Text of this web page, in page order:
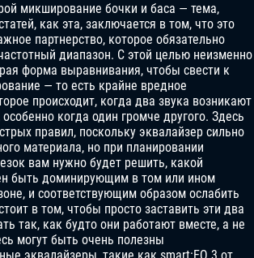
микширование бочки и баса — тема,
как эта, заключается в том, что это
партнерство, которое обязательно
диапазон. С этой целью неизменно
форма выравнивания, чтобы свести к
— то есть крайне вредное
происходит, когда два звука возникают
особенно когда один громче другого. Здесь
правил, поскольку эквалайзер сильно
материала, но при планировании
вам нужно будет решить, какой
быть доминирующим в том или ином
и соответствующим образом ослабить
в том, чтобы просто заставить эти два
так, как будто они работают вместе, а не
могут быть очень полезны